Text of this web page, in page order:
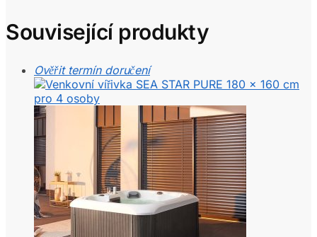
Související produkty
Ověřit termín doručení